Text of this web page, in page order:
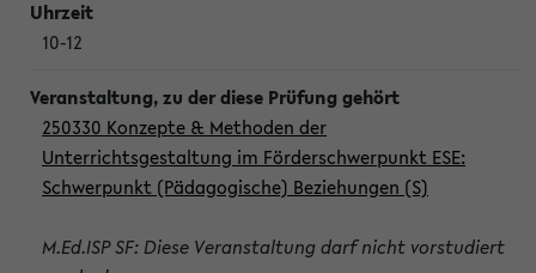
10-12
250330 Konzepte & Methoden der
Unterrichtsgestaltung im Förderschwerpunkt ESE:
Schwerpunkt (Pädagogische) Beziehungen (S)
M.Ed.ISP SF: Diese Veranstaltung darf nicht vorstudiert